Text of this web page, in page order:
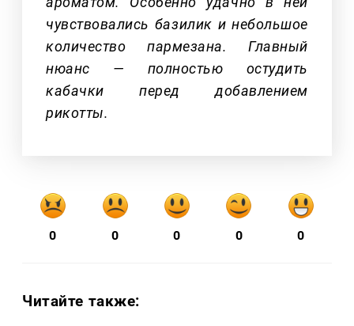
чувствовались базилик и небольшое
количество пармезана. Главный
нюанс — полностью остудить
кабачки перед добавлением
рикотты.
0 0 0 0 0
Читайте также: